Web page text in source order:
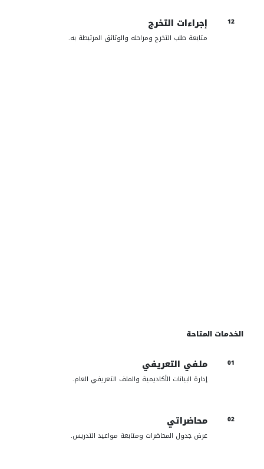
12 إجراءات التخرج
متابعة طلب التخرج ومراحله والوثائق المرتبطة به.
الخدمات المتاحة
01 ملفي التعريفي
إدارة البيانات الأكاديمية والملف التعريفي العام.
02 محاضراتي
عرض جدول المحاضرات ومتابعة مواعيد التدريس.